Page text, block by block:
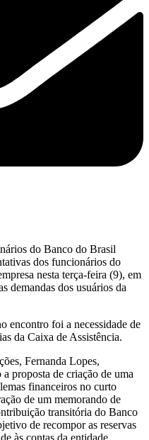
do Banco do Brasil
dos funcionários do
nesta terça-feira (9), em
demandas dos usuários da
encontro foi a necessidade de
da Caixa de Assistência.
Fernanda Lopes,
proposta de criação de uma
financeiros no curto
de um memorando de
transitória do Banco
de recompor as reservas
às contas da entidade.